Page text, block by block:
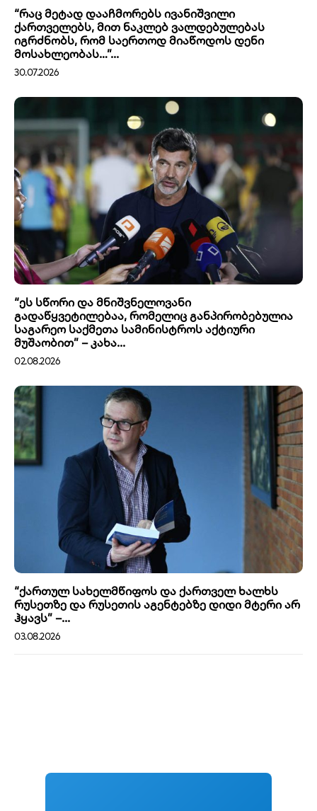
“რაც მეტად დააჩმორებს ივანიშვილი
ქართველებს, მით ნაკლებ ვალდებულებას
იგრძნობს, რომ საერთოდ მიაწოდოს დენი
მოსახლეობას…”...
30.07.2026
“ეს სწორი და მნიშვნელოვანი
გადაწყვეტილებაა, რომელიც განპირობებულია
საგარეო საქმეთა სამინისტროს აქტიური
მუშაობით” – კახა...
02.08.2026
“ქართულ სახელმწიფოს და ქართველ ხალხს
რუსეთზე და რუსეთის აგენტებზე დიდი მტერი არ
ჰყავს” –...
03.08.2026